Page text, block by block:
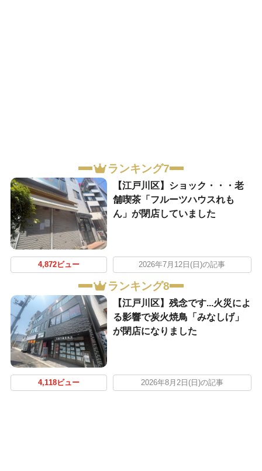
ランキング7
【江戸川区】ショック・・・老
舗喫茶「フルーツハウスれも
ん」が閉店していました
4,872ビュー 2026年7月12日(日)の記事
ランキング8
【江戸川区】残念です...火災によ
る影響で炭火焼鳥「みなしげ」
が閉店になりました
4,118ビュー 2026年8月2日(日)の記事